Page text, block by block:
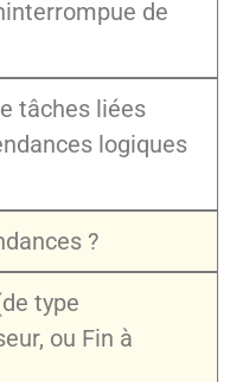
de
tâches liées
logiques
?
type
ou Fin à